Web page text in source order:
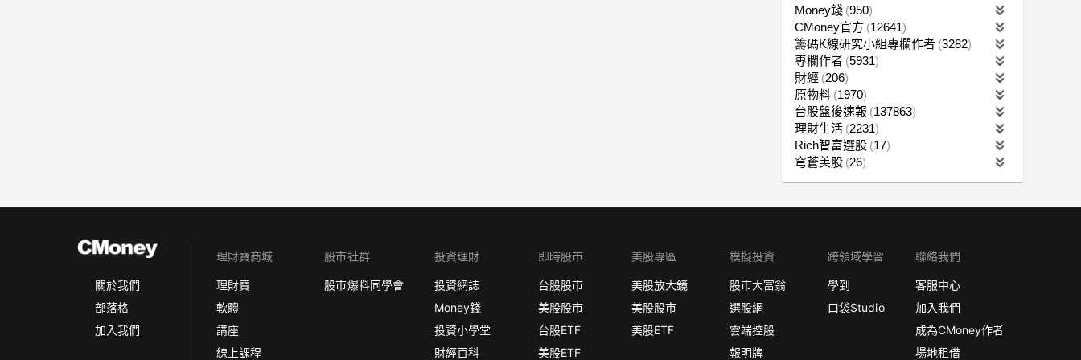
Money錢 950
CMoney官方 12641
籌碼K線研究小組專欄作者 3282
專欄作者 5931
財經 206
原物料 1970
台股盤後速報 137863
理財生活 2231
Rich智富選股 17
穹蒼美股 26
關於我們
部落格
加入我們
理財寶商城
理財寶
軟體
講座
線上課程
股市社群
股市爆料同學會
投資理財
投資網誌
Money錢
投資小學堂
財經百科
即時股市
台股股市
美股股市
台股ETF
美股ETF
美股專區
美股放大鏡
美股股市
美股ETF
模擬投資
股市大富翁
選股網
雲端控股
報明牌
跨領域學習
學到
口袋Studio
聯絡我們
客服中心
加入我們
成為CMoney作者
場地租借